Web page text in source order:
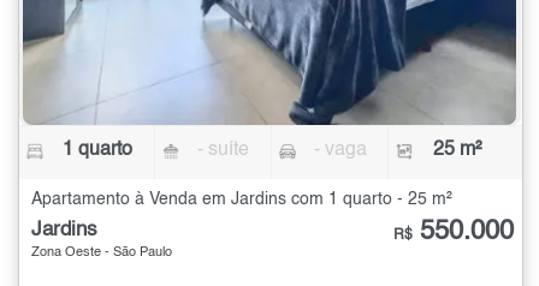
1 quarto - suíte - vaga 25 m²
Apartamento à Venda em Jardins com 1 quarto - 25 m²
Jardins
Zona Oeste - São Paulo
R$ 550.000